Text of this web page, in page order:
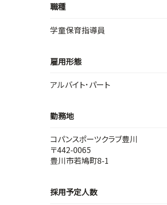
職種
学童保育指導員
雇用形態
アルバイト･パート
勤務地
コパンスポーツクラブ豊川
〒442-0065
豊川市若鳩町8-1
採用予定人数